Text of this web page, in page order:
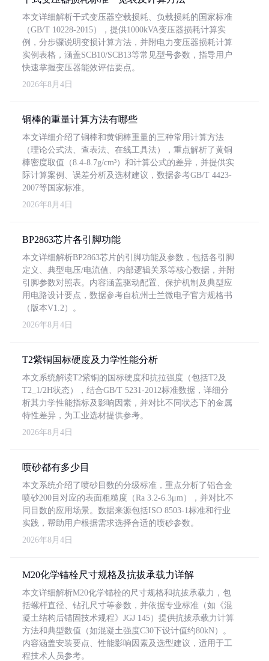
本文详细解析干式变压器空载损耗、负载损耗的国家标准
（GB/T 10228-2015），提供1000kVA变压器损耗计算实
例，分步骤说明变损计算方法，并附电力变压器损耗计算
实例表格，涵盖SCB10/SCB13等常见型号参数，指导用户
快速掌握变压器能效评估要点。
2026年8月4日
铜棒的重量计算方法有哪些
本文详细介绍了铜棒和黄铜棒重量的三种常用计算方法
（理论公式法、查表法、在线工具法），重点解析了黄铜
棒密度取值（8.4-8.7g/cm³）和计算公式的差异，并提供实
际计算案例、误差分析及选材建议，数据参考GB/T 4423-
2007等国家标准。
2026年8月4日
BP2863芯片各引脚功能
本文详细解析BP2863芯片的引脚功能及参数，包括各引脚
定义、典型电压/电流值、内部逻辑关系等核心数据，并附
引脚参数对照表。内容涵盖驱动配置、保护机制及典型应
用电路设计要点，数据参考自杭州士兰微电子官方规格书
（版本V1.2）。
2026年8月4日
T2紫铜国标硬度及力学性能分析
本文系统解读T2紫铜的国标硬度和抗拉强度（包括T2及
T2_1/2H状态），结合GB/T 5231-2012标准数据，详细分
析其力学性能指标及影响因素，并对比不同状态下的金属
特性差异，为工业选材提供参考。
2026年8月4日
喷砂都有多少目
本文系统介绍了喷砂目数的分级标准，重点分析了铝合金
喷砂200目对应的表面粗糙度（Ra 3.2-6.3μm），并对比不
同目数的应用场景。数据来源包括ISO 8503-1标准和行业
实践，帮助用户根据需求选择合适的喷砂参数。
2026年8月4日
M20化学锚栓尺寸规格及抗拔承载力详解
本文详细解析M20化学锚栓的尺寸规格和抗拔承载力，包
括螺杆直径、钻孔尺寸等参数，并依据专业标准（如《混
凝土结构后锚固技术规程》JGJ 145）提供抗拔承载力计算
方法和典型数值（如混凝土强度C30下设计值约80kN）。
内容涵盖安装要点、性能影响因素及选型建议，适用于工
程技术人员参考。